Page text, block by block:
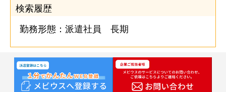
検索履歴
勤務形態：派遣社員 長期